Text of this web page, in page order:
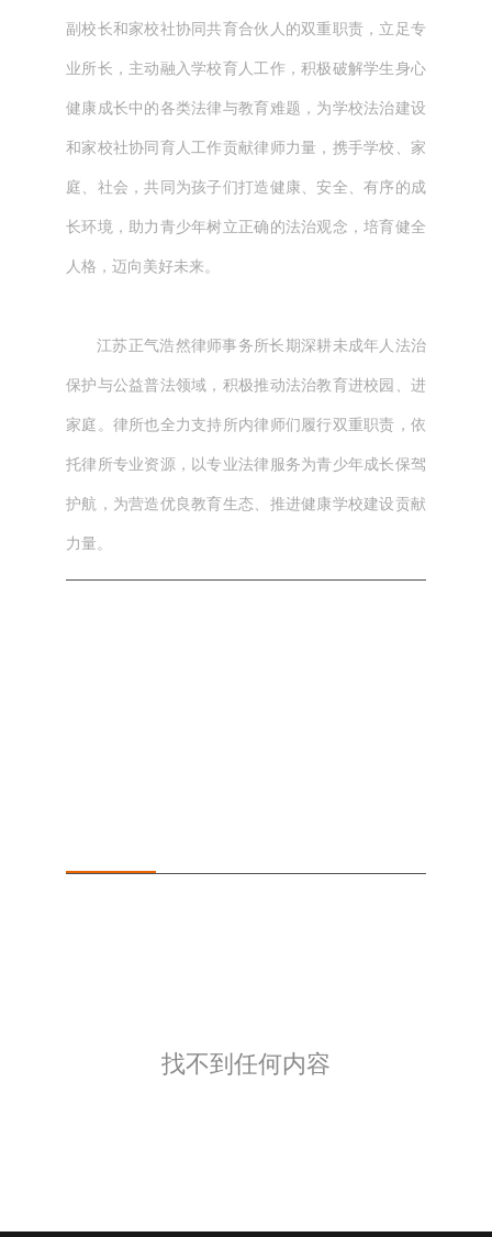
副校长和家校社协同共育合伙人的双重职责，立足专
业所长，主动融入学校育人工作，积极破解学生身心
健康成长中的各类法律与教育难题，为学校法治建设
和家校社协同育人工作贡献律师力量，携手学校、家
庭、社会，共同为孩子们打造健康、安全、有序的成
长环境，助力青少年树立正确的法治观念，培育健全
人格，迈向美好未来。
江苏正气浩然律师事务所长期深耕未成年人法治
保护与公益普法领域，积极推动法治教育进校园、进
家庭。律所也全力支持所内律师们履行双重职责，依
托律所专业资源，以专业法律服务为青少年成长保驾
护航，为营造优良教育生态、推进健康学校建设贡献
力量。
找不到任何内容